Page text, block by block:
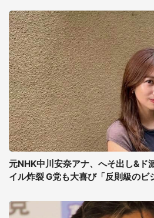
元NHK中川安奈アナ、へそ出し&ド
イル炸裂 G党も大喜び「反則級のビ